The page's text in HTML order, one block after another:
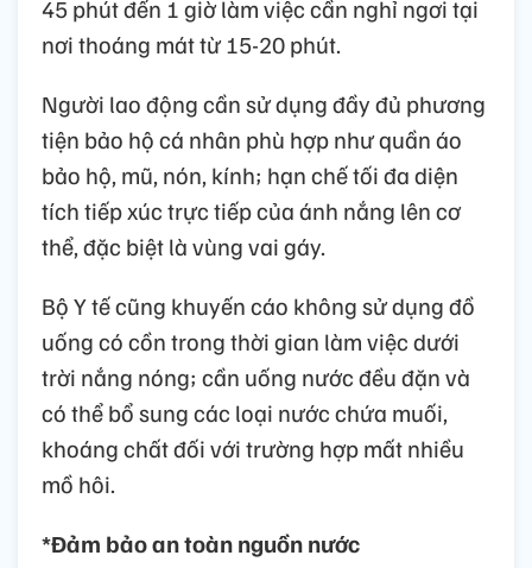
45 phút đến 1 giờ làm việc cần nghỉ ngơi tại
nơi thoáng mát từ 15-20 phút.
Người lao động cần sử dụng đầy đủ phương
tiện bảo hộ cá nhân phù hợp như quần áo
bảo hộ, mũ, nón, kính; hạn chế tối đa diện
tích tiếp xúc trực tiếp của ánh nắng lên cơ
thể, đặc biệt là vùng vai gáy.
Bộ Y tế cũng khuyến cáo không sử dụng đồ
uống có cồn trong thời gian làm việc dưới
trời nắng nóng; cần uống nước đều đặn và
có thể bổ sung các loại nước chứa muối,
khoáng chất đối với trường hợp mất nhiều
mồ hôi.
*Đảm bảo an toàn nguồn nước